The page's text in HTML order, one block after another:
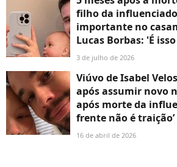
filho da
importante no
Lucas Borbas: 'É
3 de julho de 2026
Viúvo de Isabel
após assumir novo
após morte da
frente não é traição’
16 de abril de 2026